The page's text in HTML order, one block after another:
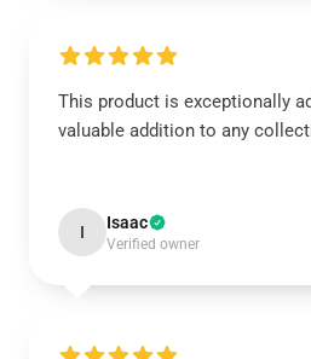
This product is exceptionally
valuable addition to any
I Isaac
Verified owner